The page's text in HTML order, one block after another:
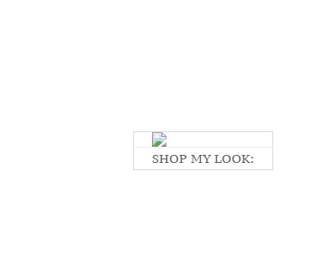
SHOP MY LOOK: